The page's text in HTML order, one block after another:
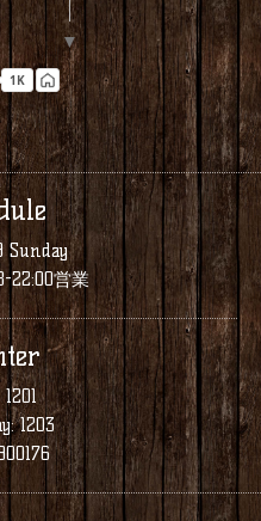
▼
Sunday
22:00営業
1201
1203